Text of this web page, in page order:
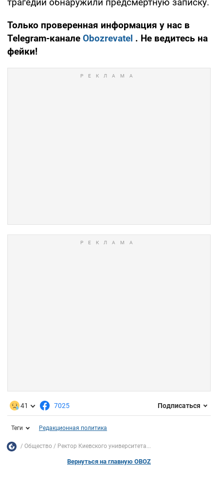
Только проверенная информация у нас в
Telegram-канале Obozrevatel . Не ведитесь на
фейки!
41 7025 Подписаться
Теги Редакционная политика
Общество Ректор Киевского университета...
Вернуться на главную OBOZ